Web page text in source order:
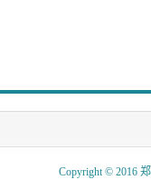
Copyright © 2016